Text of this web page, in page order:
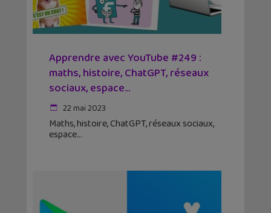
Apprendre avec YouTube #249 :
maths, histoire, ChatGPT, réseaux
sociaux, espace…
22 mai 2023
Maths, histoire, ChatGPT, réseaux sociaux,
espace